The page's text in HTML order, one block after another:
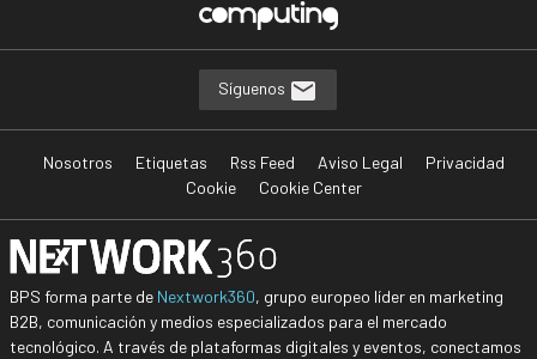
Síguenos
Nosotros Etiquetas Rss Feed Aviso Legal
Privacidad
Cookie
Cookie Center
BPS forma parte de Nextwork360, grupo europeo líder en marketing
B2B, comunicación y medios especializados para el mercado
tecnológico. A través de plataformas digitales y eventos, conectamos